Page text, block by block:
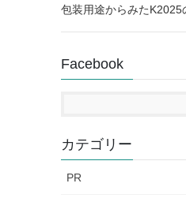
包装用途からみたK2025
Facebook
カテゴリー
PR